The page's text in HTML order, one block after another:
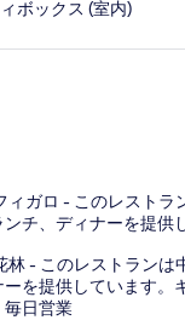
ボックス (室内)
ィガロ - このレストラ
ンチ、ディナーを提供
林 - このレストランは
ーを提供しています。
毎日営業